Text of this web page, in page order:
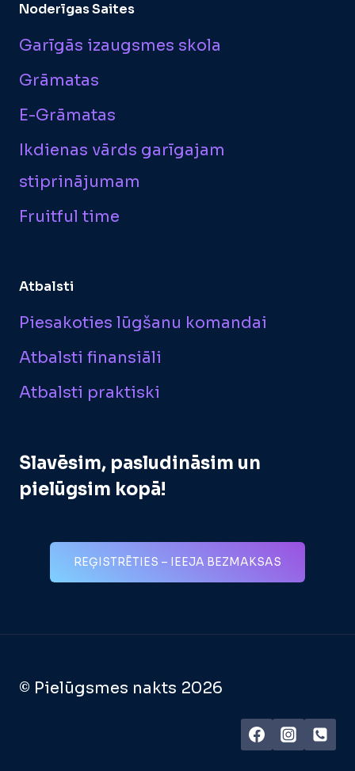
Noderīgas Saites
Garīgās izaugsmes skola
Grāmatas
E-Grāmatas
Ikdienas vārds garīgajam
stiprinājumam
Fruitful time
Atbalsti
Piesakoties lūgšanu komandai
Atbalsti finansiāli
Atbalsti praktiski
Slavēsim, pasludināsim un
pielūgsim kopā!
REĢISTRĒTIES – IEEJA BEZMAKSAS
© Pielūgsmes nakts 2026